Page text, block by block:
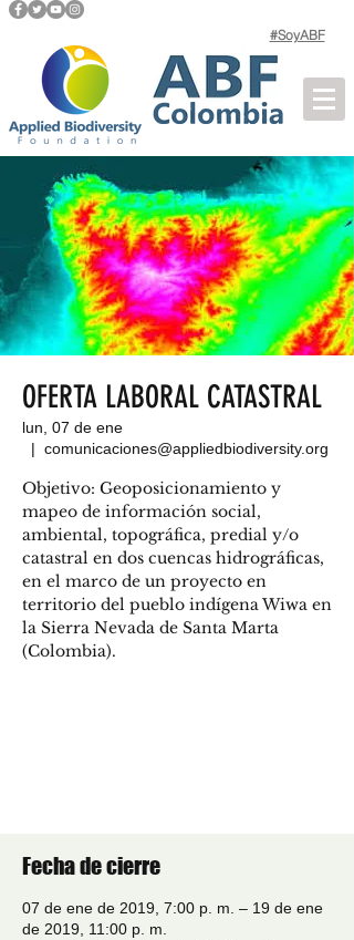
#SoyABF
OFERTA LABORAL CATASTRAL
lun, 07 de ene
  |
comunicaciones@appliedbiodiversity.org
Objetivo: Geoposicionamiento y
mapeo de información social,
ambiental, topográfica, predial y/o
catastral en dos cuencas hidrográficas,
en el marco de un proyecto en
territorio del pueblo indígena Wiwa en
la Sierra Nevada de Santa Marta
(Colombia).
Fecha de cierre
07 de ene de 2019, 7:00 p. m. – 19 de ene
de 2019, 11:00 p. m.